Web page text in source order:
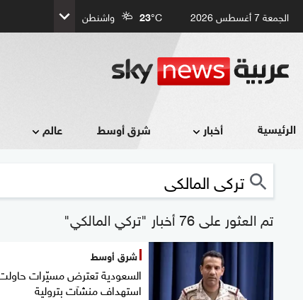
الجمعة 7 أغسطس 2026 23°C واشنطن
الرئيسية أخبار شرق أوسط عالم
تم العثور على 76 أخبار "تركي المالكي"
شرق أوسط
السعودية تعترض مسيّرات
استهداف منشآت بترولية